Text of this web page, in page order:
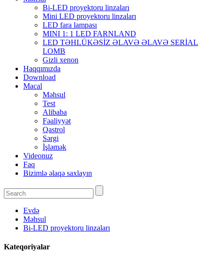
Bi-LED proyektoru linzaları
Mini LED proyektoru linzaları
LED fara lampası
MINI 1: 1 LED FARNLAND
LED TƏHLÜKƏSİZ ƏLAVƏ ƏLAVƏ SERİAL
LOMB
Gizli xenon
Haqqımızda
Download
Macal
Məhsul
Test
Alibaba
Fəaliyyət
Qastrol
Sərgi
İşləmək
Videonuz
Faq
Bizimlə əlaqə saxlayın
Evdə
Məhsul
Bi-LED proyektoru linzaları
Kateqoriyalar